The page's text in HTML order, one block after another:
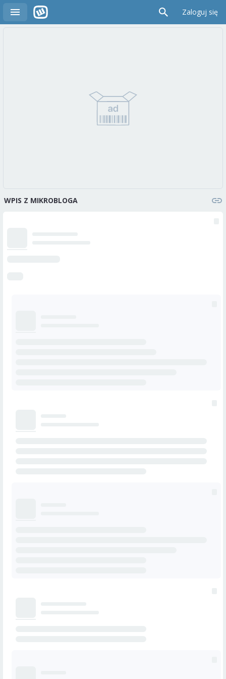
Zaloguj się
WPIS Z MIKROBLOGA